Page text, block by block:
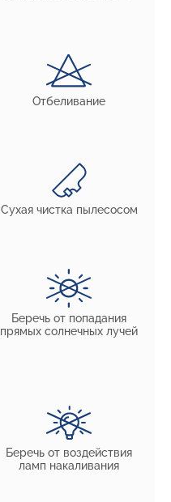
Отбеливание
Сухая чистка пылесосом
Беречь от попадания
прямых солнечных лучей
Беречь от воздействия
ламп накаливания